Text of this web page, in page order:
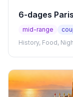
6-dages
mid-range
History, Food,